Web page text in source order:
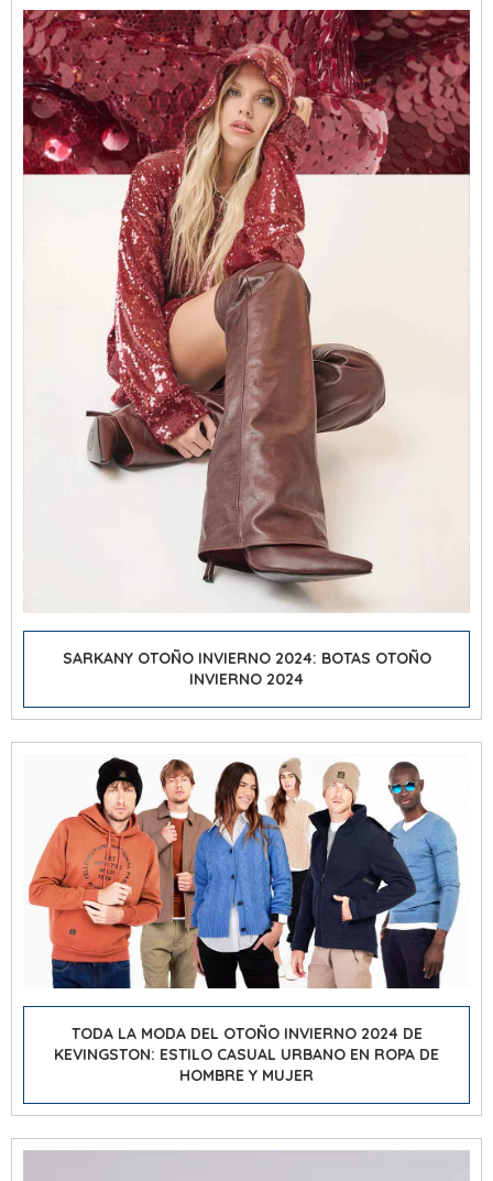
SARKANY OTOÑO INVIERNO 2024: BOTAS OTOÑO
INVIERNO 2024
TODA LA MODA DEL OTOÑO INVIERNO 2024 DE
KEVINGSTON: ESTILO CASUAL URBANO EN ROPA DE
HOMBRE Y MUJER